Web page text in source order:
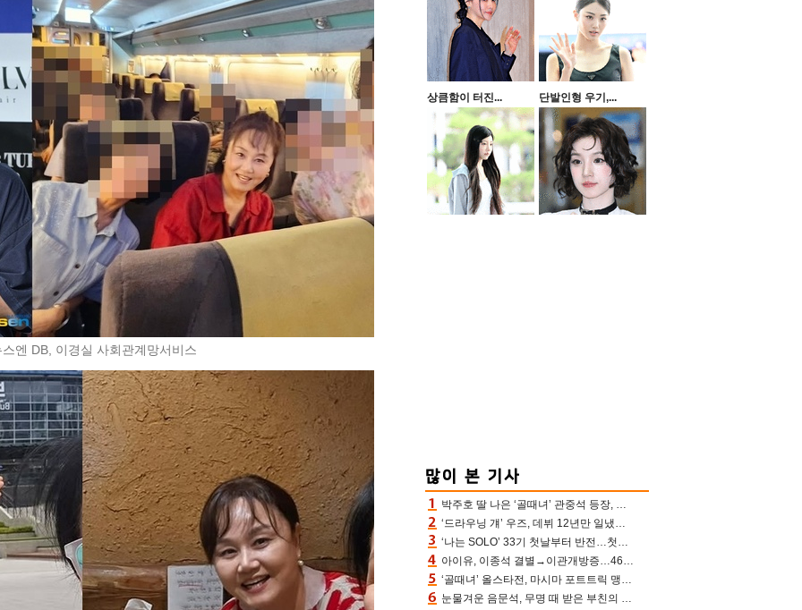
엔 DB, 이경실 사회관계망서비스
상큼함이 터진... 단발인형 우기,...
박주호 딸 나은 ‘골때녀’ 관중석 등장, 김민재 복제인간 보고 혼란 [결정적장면]
‘드라우닝 걔’ 우즈, 데뷔 12년만 일냈다…체조경기장 입성 확정
‘나는 SOLO’ 33기 첫날부터 반전…첫인상 0표 영호, 호감남 급부상
아이유, 이종석 결별→이관개방증…46장 꽉 채운 유애나 ♥ “열심히 사는 중”
‘골때녀’ 올스타전, 마시마 포트트릭 맹추격전 5:4 골 잔치 ‘짜릿’ [어제TV]
눈물겨운 음문석, 무명 때 받은 부친의 전재산→폐암 父 세상 떠나기 전 여행(유퀴즈)[어제TV]